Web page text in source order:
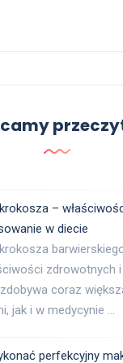
–
w diecie
zdrowotnych i
coraz
jak i w medycynie …
perfekcyjny